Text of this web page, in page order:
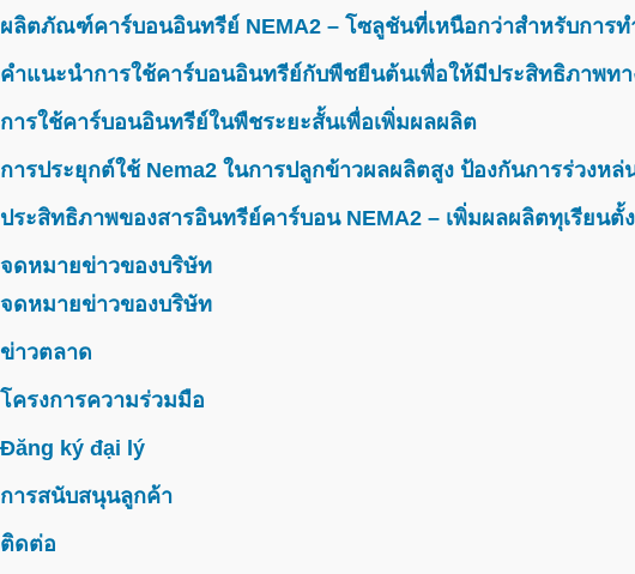
ผลิตภัณฑ์คาร์บอนอินทรีย์ NEMA2 – โซลูชันที่เหนือกว่าสำหรับการ
คำแนะนำการใช้คาร์บอนอินทรีย์กับพืชยืนต้นเพื่อให้มีประสิทธิภาพทา
การใช้คาร์บอนอินทรีย์ในพืชระยะสั้นเพื่อเพิ่มผลผลิต
การประยุกต์ใช้ Nema2 ในการปลูกข้าวผลผลิตสูง ป้องกันการร่วงหล่
ประสิทธิภาพของสารอินทรีย์คาร์บอน NEMA2 – เพิ่มผลผลิตทุเรียน
จดหมายข่าวของบริษัท
จดหมายข่าวของบริษัท
ข่าวตลาด
โครงการความร่วมมือ
Đăng ký đại lý
การสนับสนุนลูกค้า
ติดต่อ